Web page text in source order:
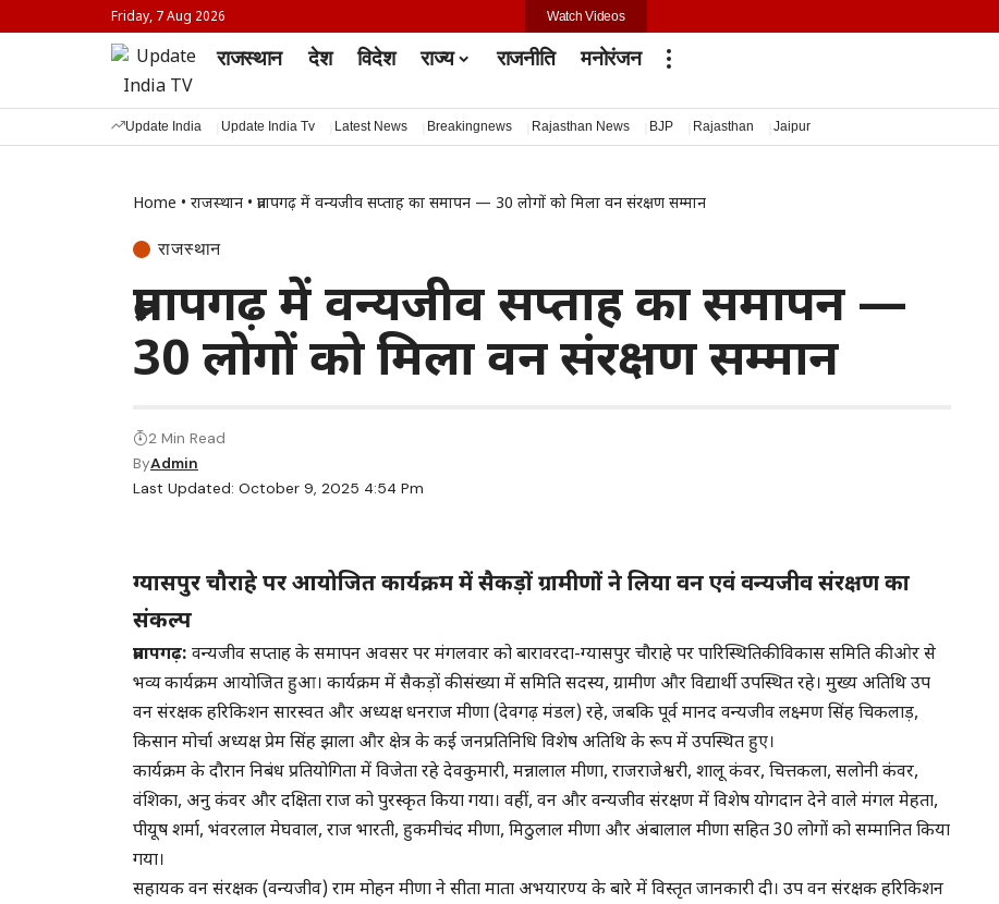
Friday, 7 Aug 2026 Watch Videos
राजस्थान देश विदेश राज्य राजनीति मनोरंजन
Update India Update India Tv Latest News Breakingnews Rajasthan News BJP Rajasthan Jaipur
Home • राजस्थान • प्रतापगढ़ में वन्यजीव सप्ताह का समापन — 30 लोगों को मिला वन संरक्षण सम्मान
राजस्थान
प्रतापगढ़ में वन्यजीव सप्ताह का समापन —
30 लोगों को मिला वन संरक्षण सम्मान
Last Updated: October 9, 2025 4:54 Pm
ByAdmin
2 Min Read
ग्यासपुर चौराहे पर आयोजित कार्यक्रम में सैकड़ों ग्रामीणों ने लिया वन एवं वन्यजीव संरक्षण का
संकल्प
प्रतापगढ़: वन्यजीव सप्ताह के समापन अवसर पर मंगलवार को बारावरदा-ग्यासपुर चौराहे पर पारिस्थितिकी विकास समिति की ओर से
भव्य कार्यक्रम आयोजित हुआ। कार्यक्रम में सैकड़ों की संख्या में समिति सदस्य, ग्रामीण और विद्यार्थी उपस्थित रहे। मुख्य अतिथि उप
वन संरक्षक हरिकिशन सारस्वत और अध्यक्ष धनराज मीणा (देवगढ़ मंडल) रहे, जबकि पूर्व मानद वन्यजीव लक्ष्मण सिंह चिकलाड़,
किसान मोर्चा अध्यक्ष प्रेम सिंह झाला और क्षेत्र के कई जनप्रतिनिधि विशेष अतिथि के रूप में उपस्थित हुए।
कार्यक्रम के दौरान निबंध प्रतियोगिता में विजेता रहे देवकुमारी, मन्नालाल मीणा, राजराजेश्वरी, शालू कंवर, चित्तकला, सलोनी कंवर,
वंशिका, अनु कंवर और दक्षिता राज को पुरस्कृत किया गया। वहीं, वन और वन्यजीव संरक्षण में विशेष योगदान देने वाले मंगल मेहता,
पीयूष शर्मा, भंवरलाल मेघवाल, राज भारती, हुकमीचंद मीणा, मिठुलाल मीणा और अंबालाल मीणा सहित 30 लोगों को सम्मानित किया
गया।
सहायक वन संरक्षक (वन्यजीव) राम मोहन मीणा ने सीता माता अभयारण्य के बारे में विस्तृत जानकारी दी। उप वन संरक्षक हरिकिशन